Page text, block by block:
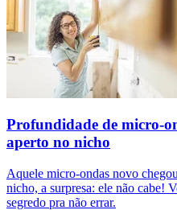
Profundidade de micro-
aperto no nicho
Aquele micro-ondas novo
nicho, a surpresa: ele não cabe!
segredo pra não errar.